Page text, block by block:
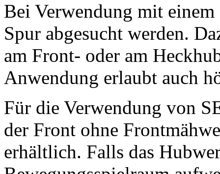
Bei Verwendung mit
Spur abgesucht werden.
am Front- oder am
Anwendung erlaubt auch
Für die Verwendung von
der Front ohne
erhältlich. Falls das